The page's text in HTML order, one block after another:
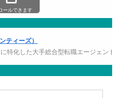
ティーズ）
特化した大手総合型転職エージェント
ールできます